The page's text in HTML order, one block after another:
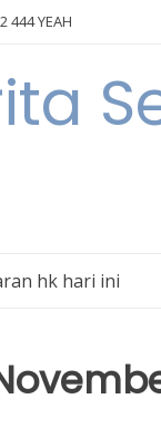
444 YEAH
hk hari ini